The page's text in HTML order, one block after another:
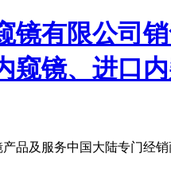
镜有限公司
窥镜、进口
品及服务中国大陆专门经销